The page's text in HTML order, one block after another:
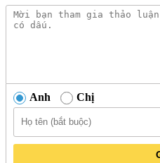
những nơi có nhiệt độ dưới
máy cho nhiều mục đích khác
Anh Chị